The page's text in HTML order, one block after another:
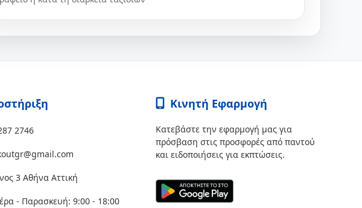
2746
3 Αθήνα Αττική
- Παρασκευή: 9:00 - 18:00
Κινητή Εφαρμογή
Κατεβάστε την εφαρμογή μας για
πρόσβαση στις προσφορές από παντού
και ειδοποιήσεις για εκπτώσεις.